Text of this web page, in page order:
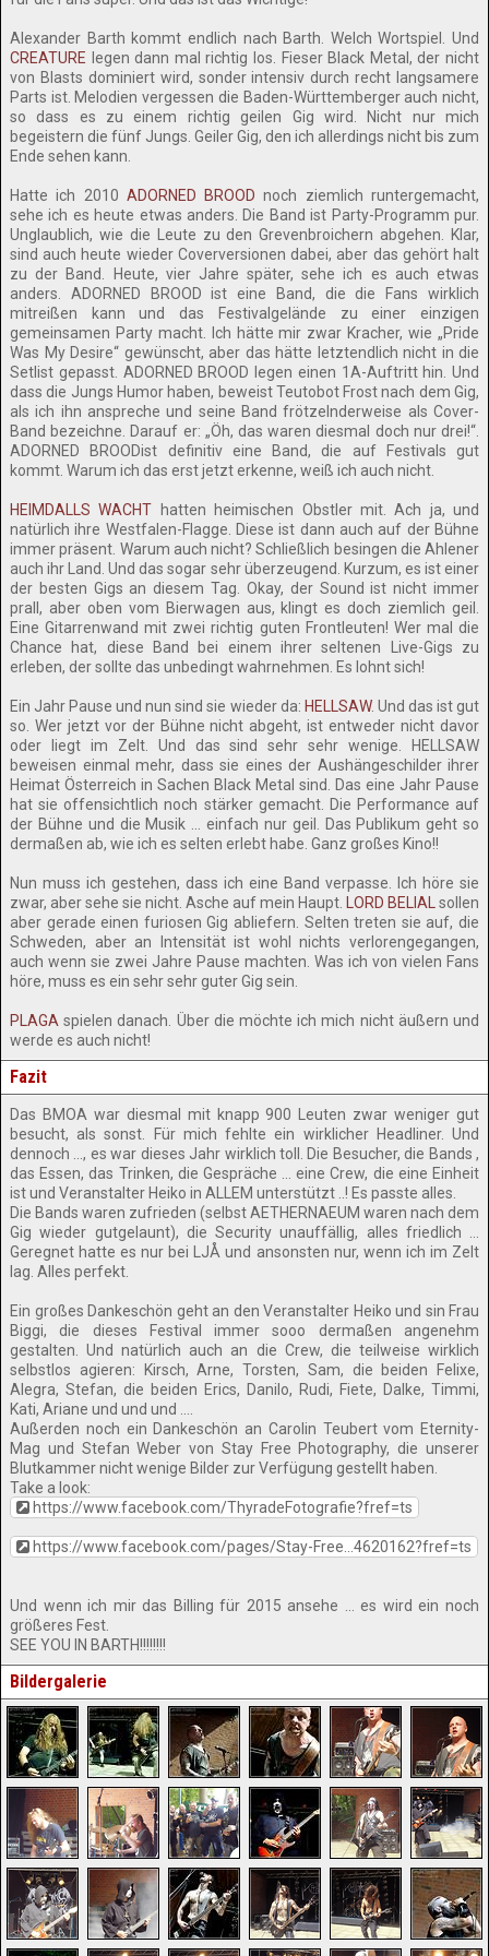
Alexander Barth kommt endlich nach Barth. Welch Wortspiel. Und
CREATURE legen dann mal richtig los. Fieser Black Metal, der nicht
von Blasts dominiert wird, sonder intensiv durch recht langsamere
Parts ist. Melodien vergessen die Baden-Württemberger auch nicht,
so dass es zu einem richtig geilen Gig wird. Nicht nur mich
begeistern die fünf Jungs. Geiler Gig, den ich allerdings nicht bis zum
Ende sehen kann.
Hatte ich 2010 ADORNED BROOD noch ziemlich runtergemacht,
sehe ich es heute etwas anders. Die Band ist Party-Programm pur.
Unglaublich, wie die Leute zu den Grevenbroichern abgehen. Klar,
sind auch heute wieder Coverversionen dabei, aber das gehört halt
zu der Band. Heute, vier Jahre später, sehe ich es auch etwas
anders. ADORNED BROOD ist eine Band, die die Fans wirklich
mitreißen kann und das Festivalgelände zu einer einzigen
gemeinsamen Party macht. Ich hätte mir zwar Kracher, wie „Pride
Was My Desire“ gewünscht, aber das hätte letztendlich nicht in die
Setlist gepasst. ADORNED BROOD legen einen 1A-Auftritt hin. Und
dass die Jungs Humor haben, beweist Teutobot Frost nach dem Gig,
als ich ihn anspreche und seine Band frötzelnderweise als Cover-
Band bezeichne. Darauf er: „Öh, das waren diesmal doch nur drei!“.
ADORNED BROODist definitiv eine Band, die auf Festivals gut
kommt. Warum ich das erst jetzt erkenne, weiß ich auch nicht.
HEIMDALLS WACHT hatten heimischen Obstler mit. Ach ja, und
natürlich ihre Westfalen-Flagge. Diese ist dann auch auf der Bühne
immer präsent. Warum auch nicht? Schließlich besingen die Ahlener
auch ihr Land. Und das sogar sehr überzeugend. Kurzum, es ist einer
der besten Gigs an diesem Tag. Okay, der Sound ist nicht immer
prall, aber oben vom Bierwagen aus, klingt es doch ziemlich geil.
Eine Gitarrenwand mit zwei richtig guten Frontleuten! Wer mal die
Chance hat, diese Band bei einem ihrer seltenen Live-Gigs zu
erleben, der sollte das unbedingt wahrnehmen. Es lohnt sich!
Ein Jahr Pause und nun sind sie wieder da: HELLSAW. Und das ist gut
so. Wer jetzt vor der Bühne nicht abgeht, ist entweder nicht davor
oder liegt im Zelt. Und das sind sehr sehr wenige. HELLSAW
beweisen einmal mehr, dass sie eines der Aushängeschilder ihrer
Heimat Österreich in Sachen Black Metal sind. Das eine Jahr Pause
hat sie offensichtlich noch stärker gemacht. Die Performance auf
der Bühne und die Musik … einfach nur geil. Das Publikum geht so
dermaßen ab, wie ich es selten erlebt habe. Ganz großes Kino!!
Nun muss ich gestehen, dass ich eine Band verpasse. Ich höre sie
zwar, aber sehe sie nicht. Asche auf mein Haupt.
LORD BELIAL
sollen
aber gerade einen furiosen Gig abliefern. Selten treten sie auf, die
Schweden, aber an Intensität ist wohl nichts verlorengegangen,
auch wenn sie zwei Jahre Pause machten. Was ich von vielen Fans
höre, muss es ein sehr sehr guter Gig sein.
PLAGA spielen danach. Über die möchte ich mich nicht äußern und
werde es auch nicht!
Fazit
Das BMOA war diesmal mit knapp 900 Leuten zwar weniger gut
besucht, als sonst. Für mich fehlte ein wirklicher Headliner. Und
dennoch …, es war dieses Jahr wirklich toll. Die Besucher, die Bands ,
das Essen, das Trinken, die Gespräche … eine Crew, die eine Einheit
ist und Veranstalter Heiko in ALLEM unterstützt ..! Es passte alles.
Die Bands waren zufrieden (selbst AETHERNAEUM waren nach dem
Gig wieder gutgelaunt), die Security unauffällig, alles friedlich …
Geregnet hatte es nur bei LJÅ und ansonsten nur, wenn ich im Zelt
lag. Alles perfekt.
Ein großes Dankeschön geht an den Veranstalter Heiko und sin Frau
Biggi, die dieses Festival immer sooo dermaßen angenehm
gestalten. Und natürlich auch an die Crew, die teilweise wirklich
selbstlos agieren: Kirsch, Arne, Torsten, Sam, die beiden Felixe,
Alegra, Stefan, die beiden Erics, Danilo, Rudi, Fiete, Dalke, Timmi,
Kati, Ariane und und und ….
Außerden noch ein Dankeschön an Carolin Teubert vom Eternity-
Mag und Stefan Weber von Stay Free Photography, die unserer
Blutkammer nicht wenige Bilder zur Verfügung gestellt haben.
Take a look:
https://www.facebook.com/ThyradeFotografie?fref=ts
https://www.facebook.com/pages/Stay-Free...4620162?fref=ts
Und wenn ich mir das Billing für 2015 ansehe … es wird ein noch
größeres Fest.
SEE YOU IN BARTH!!!!!!!!
Bildergalerie